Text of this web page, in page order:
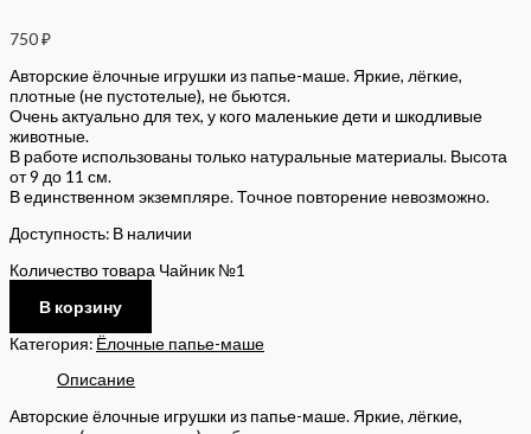
750₽
Авторские ёлочные игрушки из папье-маше. Яркие, лёгкие,
плотные (не пустотелые), не бьются.
Очень актуально для тех, у кого маленькие дети и шкодливые
животные.
В работе использованы только натуральные материалы. Высота
от 9 до 11 см.
В единственном экземпляре. Точное повторение невозможно.
Доступность: В наличии
Количество товара Чайник №1
В корзину
Категория: Ёлочные папье-маше
Описание
Авторские ёлочные игрушки из папье-маше. Яркие, лёгкие,